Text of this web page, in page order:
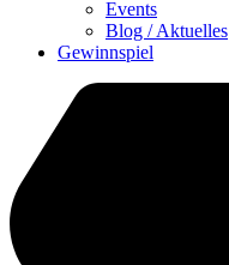
Events
Blog / Aktuelles
Gewinnspiel